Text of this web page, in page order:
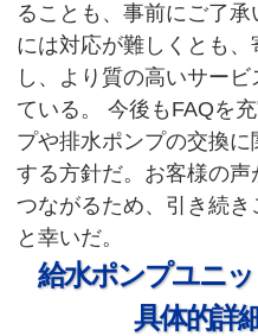
ることも、事前にご了
には対応が難しくとも
し、より質の高いサー
ている。 今後もFAQを
プや排水ポンプの交換に
する方針だ。お客様の
つながるため、引き続
と幸いだ。
給水ポンプユニ
具体的詳